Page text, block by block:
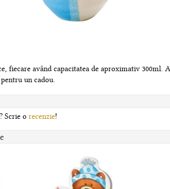
fiecare având capacitatea de aproximativ 300ml.
un cadou.
Scrie o recenzie!